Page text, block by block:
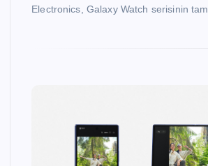
Electronics, Galaxy Watch serisinin